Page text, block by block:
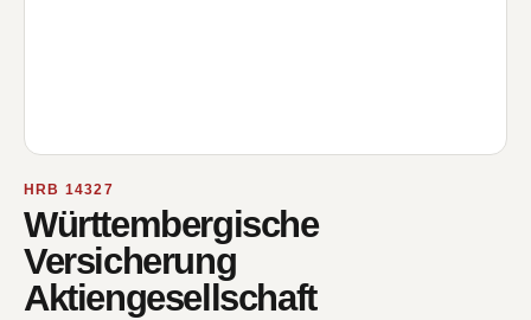
HRB 14327
Württembergische
Versicherung
Aktiengesellschaft